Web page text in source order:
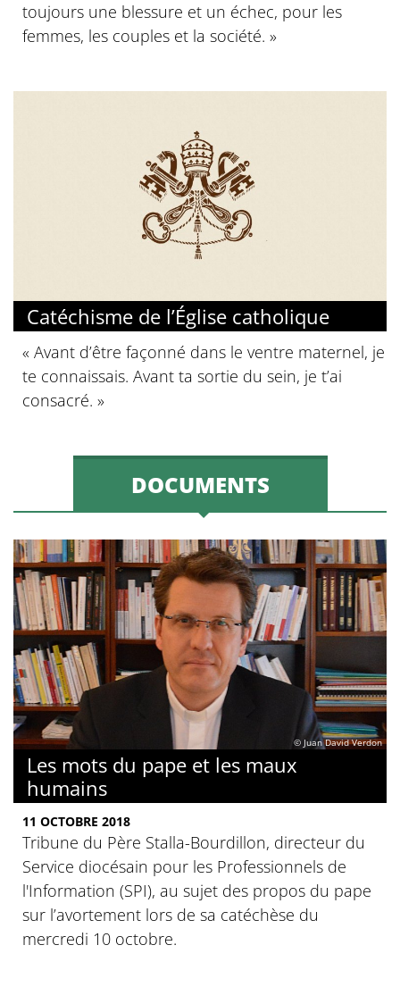
toujours une blessure et un échec, pour les
femmes, les couples et la société. »
Catéchisme de l’Église catholique
« Avant d’être façonné dans le ventre maternel, je
te connaissais. Avant ta sortie du sein, je t’ai
consacré. »
DOCUMENTS
© Juan David Verdon
Les mots du pape et les maux
humains
11 OCTOBRE 2018
Tribune du Père Stalla-Bourdillon, directeur du
Service diocésain pour les Professionnels de
l'Information (SPI), au sujet des propos du pape
sur l’avortement lors de sa catéchèse du
mercredi 10 octobre.